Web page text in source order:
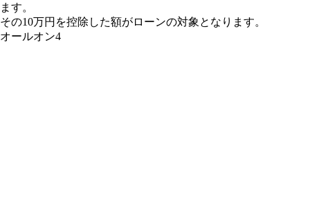
ます。
その10万円を控除した額がローンの対象となります。
オールオン4